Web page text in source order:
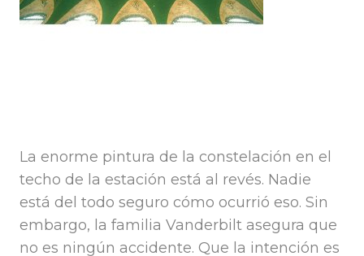
La enorme pintura de la constelación en el
techo de la estación está al revés. Nadie
está del todo seguro cómo ocurrió eso. Sin
embargo, la familia Vanderbilt asegura que
no es ningún accidente. Que la intención es